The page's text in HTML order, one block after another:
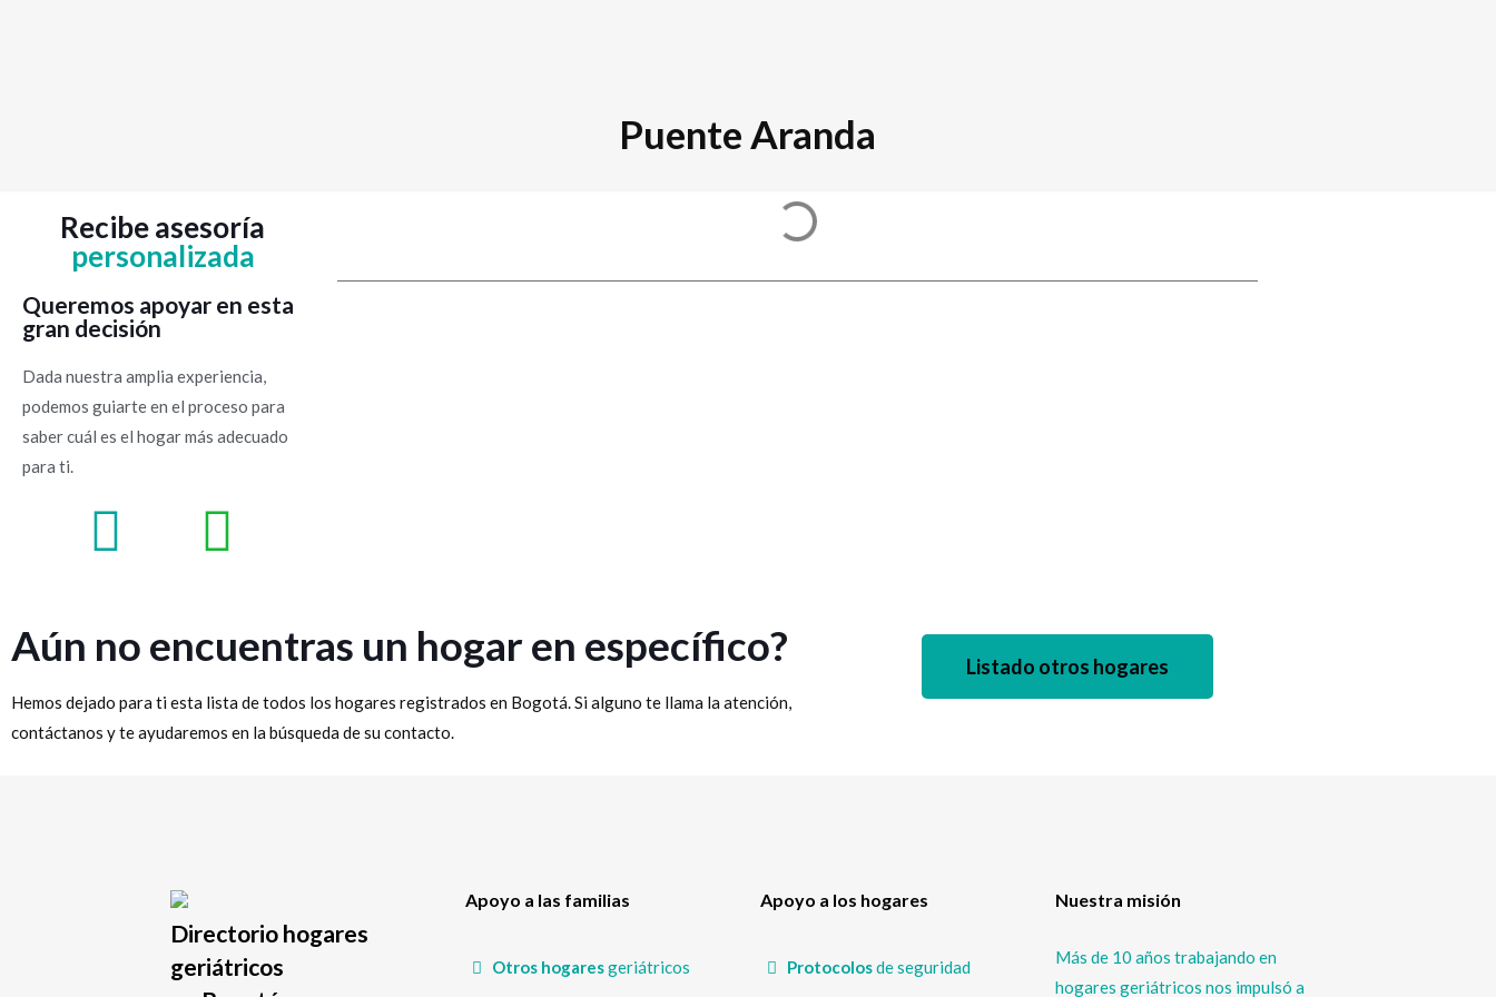
Puente Aranda
Recibe asesoría
personalizada
Queremos apoyar en esta
gran decisión
Dada nuestra amplia experiencia,
podemos guiarte en el proceso para
saber cuál es el hogar más adecuado
para ti.
Aún no encuentras un hogar en específico?
Hemos dejado para ti esta lista de todos los hogares registrados en Bogotá. Si alguno te llama la atención,
contáctanos y te ayudaremos en la búsqueda de su contacto.
Listado otros hogares
Directorio hogares
geriátricos
Apoyo a las familias
Otros hogaresgeriátricos
Apoyo a los hogares
Protocolosde seguridad
Nuestra misión
Más de 10 años trabajando en
hogares geriátricos nos impulsó a